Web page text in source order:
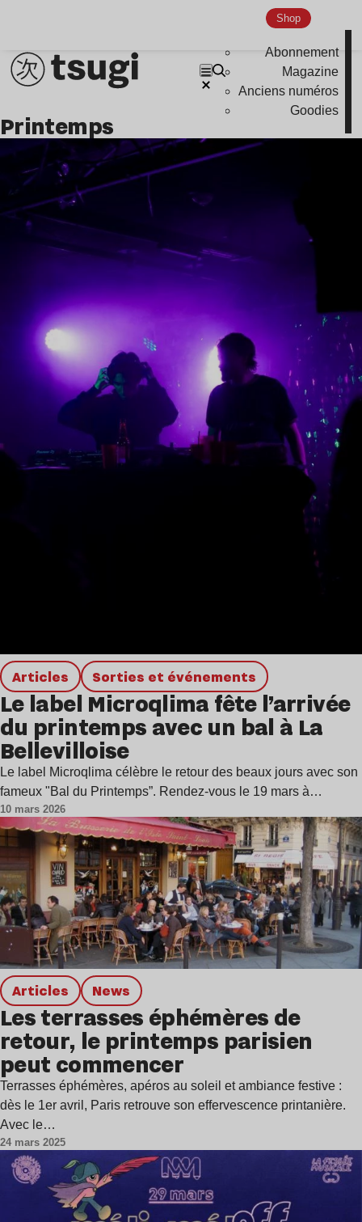
Shop
Abonnement
Magazine
Anciens numéros
Goodies
Printemps
Articles Sorties et événements
Le label Microqlima fête l’arrivée
du printemps avec un bal à La
Bellevilloise
Le label Microqlima célèbre le retour des beaux jours avec son
fameux "Bal du Printemps”. Rendez-vous le 19 mars à…
10 mars 2026
Articles news
Les terrasses éphémères de
retour, le printemps parisien
peut commencer
Terrasses éphémères, apéros au soleil et ambiance festive :
dès le 1er avril, Paris retrouve son effervescence printanière.
Avec le…
24 mars 2025